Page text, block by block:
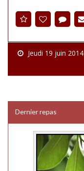
Jeudi 19 juin 2014
Dernier repas